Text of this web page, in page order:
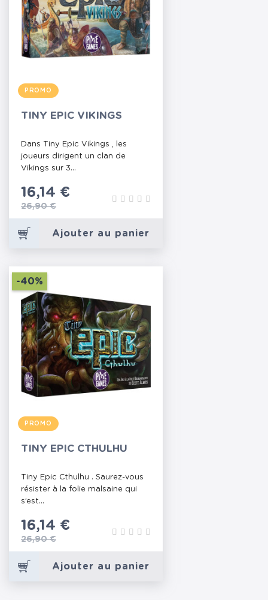
PROMO
TINY EPIC VIKINGS
Dans Tiny Epic Vikings , les
joueurs dirigent un clan de
Vikings sur 3...
Prix
16,14 €
Prix de base
26,90 €
Ajouter au panier
-40%
PROMO
TINY EPIC CTHULHU
Tiny Epic Cthulhu . Saurez-vous
résister à la folie malsaine qui
s’est...
Prix
16,14 €
Prix de base
26,90 €
Ajouter au panier